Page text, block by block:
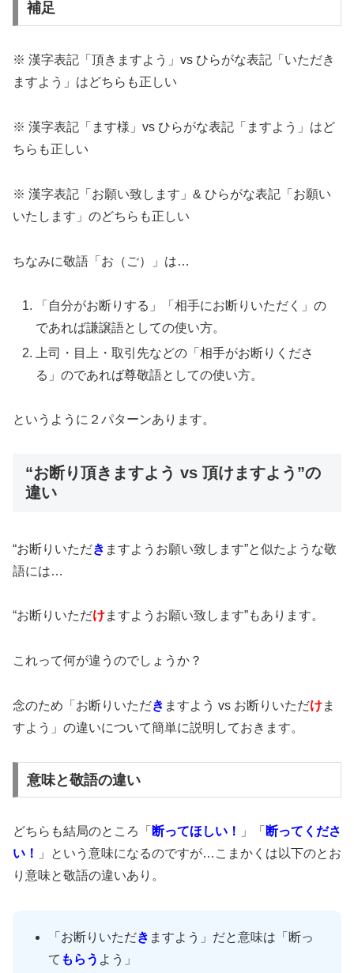
補足
※ 漢字表記「頂きますよう」vs ひらがな表記「いただき
ますよう」はどちらも正しい
※ 漢字表記「ます様」vs ひらがな表記「ますよう」はど
ちらも正しい
※ 漢字表記「お願い致します」& ひらがな表記「お願い
いたします」のどちらも正しい
ちなみに敬語「お（ご）」は…
「自分がお断りする」「相手にお断りいただく」の
であれば謙譲語としての使い方。
上司・目上・取引先などの「相手がお断りくださ
る」のであれば尊敬語としての使い方。
というように２パターンあります。
“お断り頂きますよう vs 頂けますよう”の
違い
“お断りいただき ますようお願い致します”と似たような敬
語には…
“お断りいただけますようお願い致します”もあります。
これって何が違うのでしょうか？
念のため「お断りいただき ますよう vs お断りいただけま
すよう」の違いについて簡単に説明しておきます。
意味と敬語の違い
どちらも結局のところ「 断ってほしい！ 」「 断ってくださ
い！
」という意味になるのですが…こまかくは以下のとお
り意味と敬語の違いあり。
「お断りいただき ますよう」だと意味は「断っ
て もらう よう」